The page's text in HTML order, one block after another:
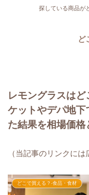
探している商品が
ど
レモングラスは
ケットやデパ地下
た結果を相場価格
（当記事のリンクには
どこで買える？-食品・食材